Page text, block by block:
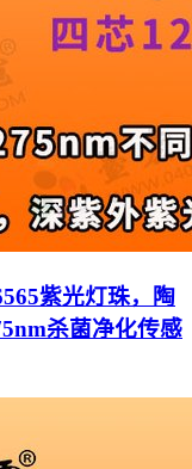
紫光灯珠，陶
杀菌净化传感